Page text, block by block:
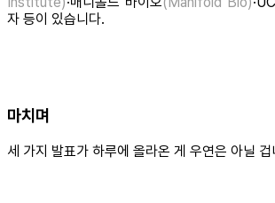
자 등이 있습니다.
마치며
세 가지 발표가 하루에 올라온 게 우연은 아닐 겁